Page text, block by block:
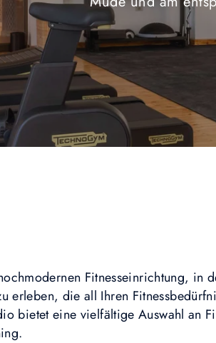
Fitnesseinrichtung, in
erleben, die all Ihren
bietet eine vielfältige Auswahl an